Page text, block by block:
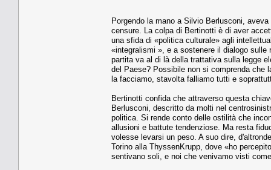
Porgendo la mano a Silvio Berlusconi,
censure. La colpa di Bertinotti è di aver
una sfida di «politica culturale» agli
«integralismi », e a sostenere il dialogo
partita va al di là della trattativa sulla legge
del Paese? Possibile non si comprenda che
la facciamo, stavolta falliamo tutti e
Bertinotti confida che attraverso questa
Berlusconi, descritto da molti nel
politica. Si rende conto delle ostilità che
allusioni e battute tendenziose. Ma resta
volesse levarsi un peso. A suo dire,
Torino alla ThyssenKrupp, dove «ho
sentivano soli, e noi che venivamo visti